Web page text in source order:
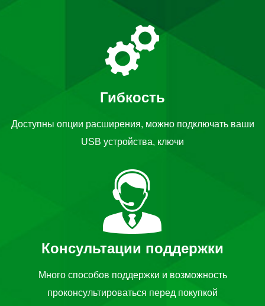
Гибкость
Доступны опции расширения, можно подключать ваши
USB устройства, ключи
Консультации поддержки
Много способов поддержки и возможность
проконсультироваться перед покупкой